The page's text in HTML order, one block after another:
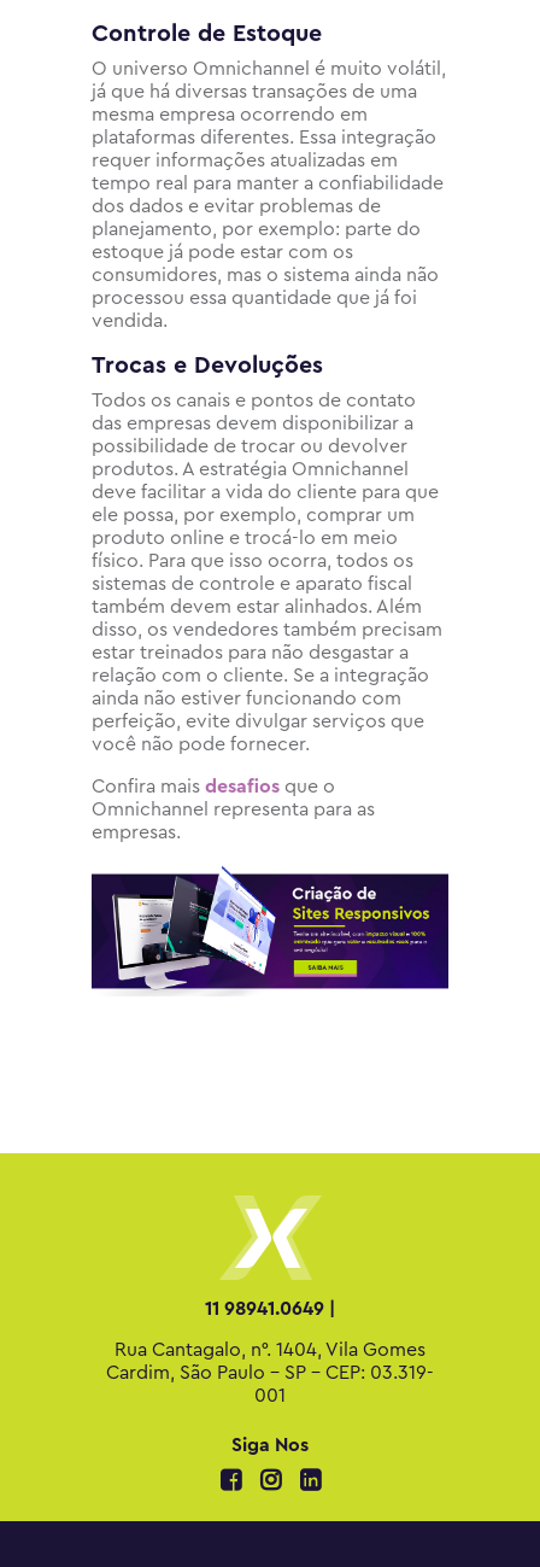
Controle de Estoque
O universo Omnichannel é muito volátil,
já que há diversas transações de uma
mesma empresa ocorrendo em
plataformas diferentes. Essa integração
requer informações atualizadas em
tempo real para manter a confiabilidade
dos dados e evitar problemas de
planejamento, por exemplo: parte do
estoque já pode estar com os
consumidores, mas o sistema ainda não
processou essa quantidade que já foi
vendida.
Trocas e Devoluções
Todos os canais e pontos de contato
das empresas devem disponibilizar a
possibilidade de trocar ou devolver
produtos. A estratégia Omnichannel
deve facilitar a vida do cliente para que
ele possa, por exemplo, comprar um
produto online e trocá-lo em meio
físico. Para que isso ocorra, todos os
sistemas de controle e aparato fiscal
também devem estar alinhados. Além
disso, os vendedores também precisam
estar treinados para não desgastar a
relação com o cliente. Se a integração
ainda não estiver funcionando com
perfeição, evite divulgar serviços que
você não pode fornecer.
Confira mais desafios que o
Omnichannel representa para as
empresas.
11 98941.0649 |
Rua Cantagalo, n°. 1404, Vila Gomes
Cardim, São Paulo - SP - CEP: 03.319-
001
Siga Nos